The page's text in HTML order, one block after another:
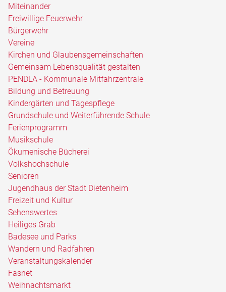
Miteinander
Freiwillige Feuerwehr
Bürgerwehr
Vereine
Kirchen und Glaubensgemeinschaften
Gemeinsam Lebensqualität gestalten
PENDLA - Kommunale Mitfahrzentrale
Bildung und Betreuung
Kindergärten und Tagespflege
Grundschule und Weiterführende Schule
Ferienprogramm
Musikschule
Ökumenische Bücherei
Volkshochschule
Senioren
Jugendhaus der Stadt Dietenheim
Freizeit und Kultur
Sehenswertes
Heiliges Grab
Badesee und Parks
Wandern und Radfahren
Veranstaltungskalender
Fasnet
Weihnachtsmarkt